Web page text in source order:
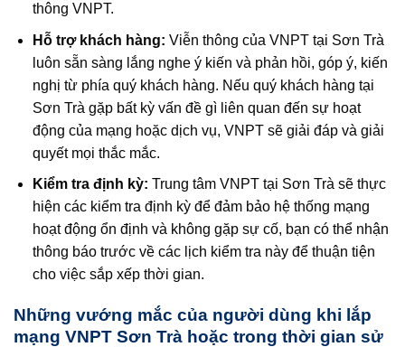
thông VNPT.
Hỗ trợ khách hàng: Viễn thông của VNPT tại Sơn Trà
luôn sẵn sàng lắng nghe ý kiến và phản hồi, góp ý, kiến
nghị từ phía quý khách hàng. Nếu quý khách hàng tại
Sơn Trà gặp bất kỳ vấn đề gì liên quan đến sự hoạt
động của mạng hoặc dịch vụ, VNPT sẽ giải đáp và giải
quyết mọi thắc mắc.
Kiểm tra định kỳ: Trung tâm VNPT tại Sơn Trà sẽ thực
hiện các kiểm tra định kỳ để đảm bảo hệ thống mạng
hoạt động ổn định và không gặp sự cố, bạn có thể nhận
thông báo trước về các lịch kiểm tra này để thuận tiện
cho việc sắp xếp thời gian.
Những vướng mắc của người dùng khi lắp
mạng VNPT Sơn Trà hoặc trong thời gian sử